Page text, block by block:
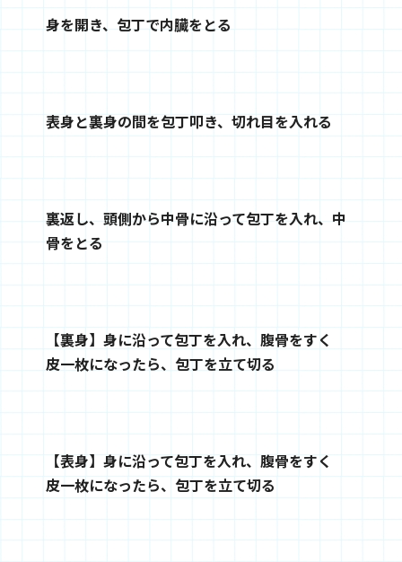
身を開き、包丁で内臓をとる
表身と裏身の間を包丁叩き、切れ目を入れる
裏返し、頭側から中骨に沿って包丁を入れ、中
骨をとる
【裏身】身に沿って包丁を入れ、腹骨をすく
皮一枚になったら、包丁を立て切る
【表身】身に沿って包丁を入れ、腹骨をすく
皮一枚になったら、包丁を立て切る